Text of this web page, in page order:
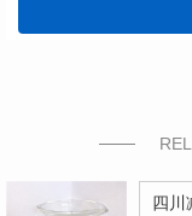
四川